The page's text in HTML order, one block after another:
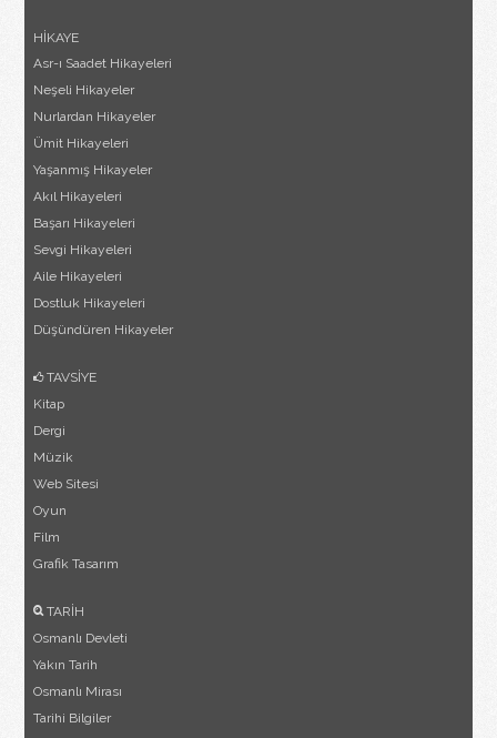
HİKAYE
Asr-ı Saadet Hikayeleri
Neşeli Hikayeler
Nurlardan Hikayeler
Ümit Hikayeleri
Yaşanmış Hikayeler
Akıl Hikayeleri
Başarı Hikayeleri
Sevgi Hikayeleri
Aile Hikayeleri
Dostluk Hikayeleri
Düşündüren Hikayeler
TAVSİYE
Kitap
Dergi
Müzik
Web Sitesi
Oyun
Film
Grafik Tasarım
TARİH
Osmanlı Devleti
Yakın Tarih
Osmanlı Mirası
Tarihi Bilgiler